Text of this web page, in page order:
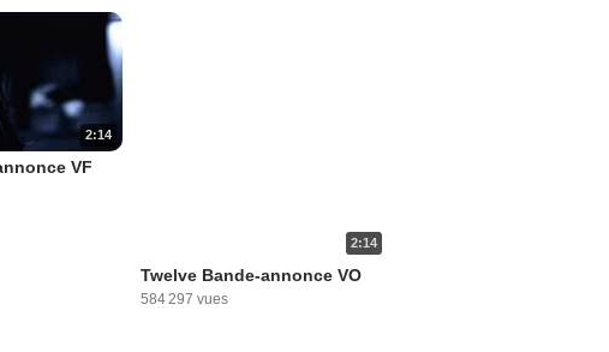
2:14
VF
2:14
Twelve Bande-annonce VO
584 297 vues